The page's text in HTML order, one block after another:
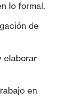
lo formal.
de
elaborar
en